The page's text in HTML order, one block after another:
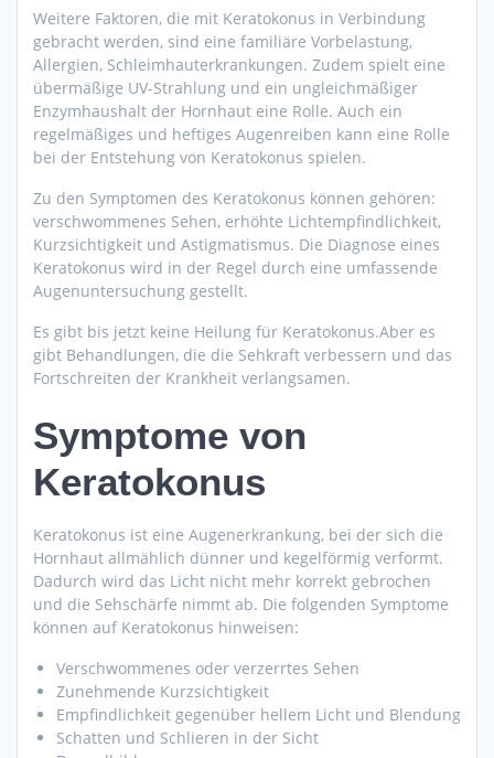
Weitere Faktoren, die mit Keratokonus in Verbindung
gebracht werden, sind eine familiäre Vorbelastung,
Allergien, Schleimhauterkrankungen. Zudem spielt eine
übermäßige UV-Strahlung und ein ungleichmäßiger
Enzymhaushalt der Hornhaut eine Rolle. Auch ein
regelmäßiges und heftiges Augenreiben kann eine Rolle
bei der Entstehung von Keratokonus spielen.
Zu den Symptomen des Keratokonus können gehören:
verschwommenes Sehen, erhöhte Lichtempfindlichkeit,
Kurzsichtigkeit und Astigmatismus. Die Diagnose eines
Keratokonus wird in der Regel durch eine umfassende
Augenuntersuchung gestellt.
Es gibt bis jetzt keine Heilung für Keratokonus.Aber es
gibt Behandlungen, die die Sehkraft verbessern und das
Fortschreiten der Krankheit verlangsamen.
Symptome von
Keratokonus
Keratokonus ist eine Augenerkrankung, bei der sich die
Hornhaut allmählich dünner und kegelförmig verformt.
Dadurch wird das Licht nicht mehr korrekt gebrochen
und die Sehschärfe nimmt ab. Die folgenden Symptome
können auf Keratokonus hinweisen:
Verschwommenes oder verzerrtes Sehen
Zunehmende Kurzsichtigkeit
Empfindlichkeit gegenüber hellem Licht und Blendung
Schatten und Schlieren in der Sicht